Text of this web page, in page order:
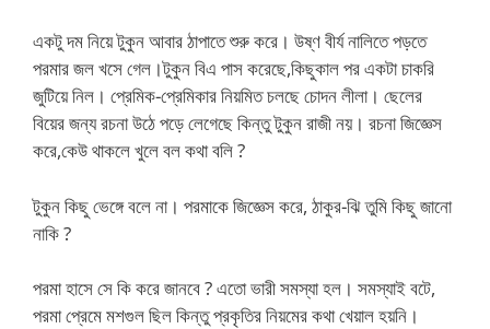
একটু দম নিয়ে টুকুন আবার ঠাপাতে শুরু করে। উষ্ণ বীর্য নালিতে পড়তে
পরমার জল খসে গেল।টুকুন বিএ পাস করেছে,কিছুকাল পর একটা চাকরি
জুটিয়ে নিল। প্রেমিক-প্রেমিকার নিয়মিত চলছে চোদন লীলা। ছেলের
বিয়ের জন্য রচনা উঠে পড়ে লেগেছে কিন্তু টুকুন রাজী নয়। রচনা জিজ্ঞেস
করে,কেউ থাকলে খুলে বল কথা বলি ?
টুকুন কিছু ভেঙ্গে বলে না। পরমাকে জিজ্ঞেস করে, ঠাকুর-ঝি তুমি কিছু জানো
নাকি ?
পরমা হাসে সে কি করে জানবে ? এতো ভারী সমস্যা হল। সমস্যাই বটে,
পরমা প্রেমে মশগুল ছিল কিন্তু প্রকৃতির নিয়মের কথা খেয়াল হয়নি।